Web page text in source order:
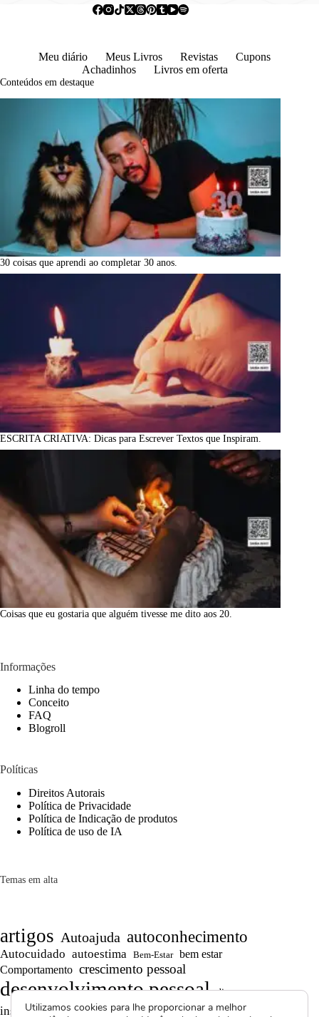
Meu diário Meus Livros Revistas
Cupons
Achadinhos
Livros em oferta
Conteúdos em destaque
30 coisas que aprendi ao completar 30 anos.
ESCRITA CRIATIVA: Dicas para Escrever Textos que Inspiram.
Coisas que eu gostaria que alguém tivesse me dito aos 20.
Informações
Linha do tempo
Conceito
FAQ
Blogroll
Políticas
Direitos Autorais
Política de Privacidade
Política de Indicação de produtos
Política de uso de IA
Temas em alta
artigos Autoajuda autoconhecimento
Autocuidado autoestima Bem-Estar bem estar
Comportamento crescimento pessoal
desenvolvimento pessoal dicas
inspiração Motivação produtividade Projetos autorais
Utilizamos cookies para lhe proporcionar a melhor